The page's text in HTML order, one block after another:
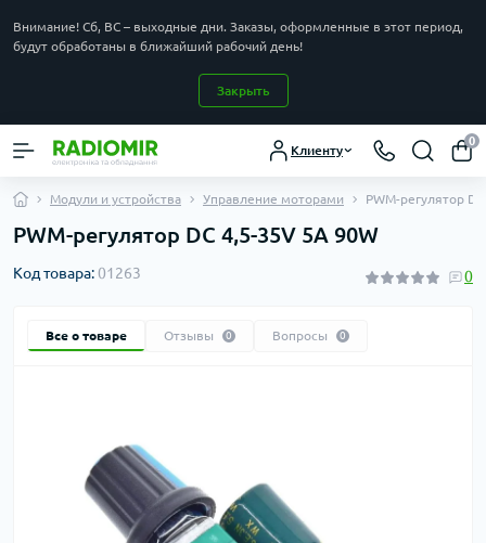
Внимание! Сб, ВС – выходные дни. Заказы, оформленные в этот период,
будут обработаны в ближайший рабочий день!
Закрыть
Клиенту
0
Модули и устройства Управление моторами PWM-регулятор
PWM-регулятор DC 4,5-35V 5A 90W
Код товара:01263 0
Все о товаре Отзывы 0 Вопросы 0